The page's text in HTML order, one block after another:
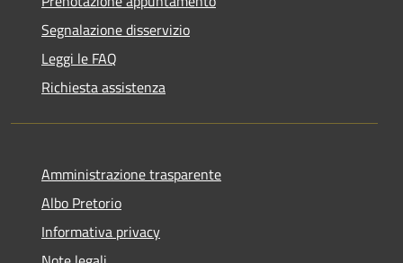
Segnalazione disservizio
Leggi le FAQ
Richiesta assistenza
Amministrazione trasparente
Albo Pretorio
Informativa privacy